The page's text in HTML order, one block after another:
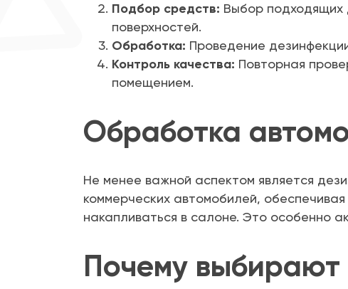
Подбор средств: Выбор подходящих
поверхностей.
Обработка: Проведение
Контроль качества: Повторная
помещением.
Обработка
Не менее важной аспектом является
коммерческих автомобилей,
накапливаться в салоне. Это особенно
Почему